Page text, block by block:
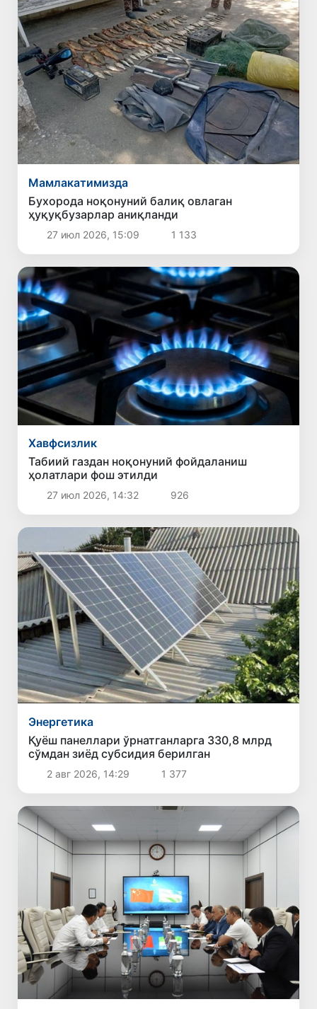
Мамлакатимизда
Бухорода ноқонуний балиқ овлаган
ҳуқуқбузарлар аниқланди
27 июл 2026, 15:09 1 133
Хавфсизлик
Табиий газдан ноқонуний фойдаланиш
ҳолатлари фош этилди
27 июл 2026, 14:32 926
Энергетика
Қуёш панеллари ўрнатганларга 330,8 млрд
сўмдан зиёд субсидия берилган
2 авг 2026, 14:29 1 377